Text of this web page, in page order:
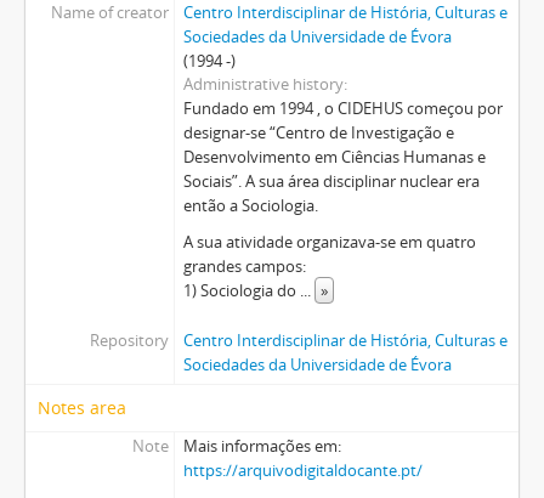
Name of creator
Centro Interdisciplinar de História, Culturas e
Sociedades da Universidade de Évora
(1994 -)
Administrative history
Fundado em 1994 , o CIDEHUS começou por
designar-se “Centro de Investigação e
Desenvolvimento em Ciências Humanas e
Sociais”. A sua área disciplinar nuclear era
então a Sociologia.
A sua atividade organizava-se em quatro
grandes campos:
1) Sociologia do ... »
Repository
Centro Interdisciplinar de História, Culturas e
Sociedades da Universidade de Évora
Notes area
Note
Mais informações em:
https://arquivodigitaldocante.pt/